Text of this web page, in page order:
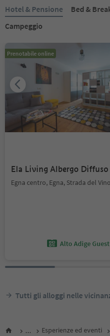
Hotel & Pensione Bed &
Campeggio
Prenotabile online
Ela Living Albergo Diffuso
Egna centro, Egna, Strada del Vino
Alto Adige Guest
Tutti gli alloggi nelle
... Esperienze ed eventi